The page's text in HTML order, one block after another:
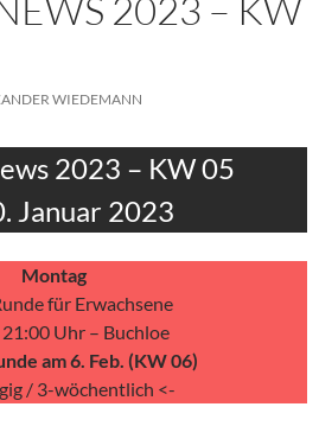
WIEDEMANN
2023 – KW 05
Januar 2023
Montag
für Erwachsene
Uhr – Buchloe
am 6. Feb. (KW 06)
/ 3-wöchentlich <-